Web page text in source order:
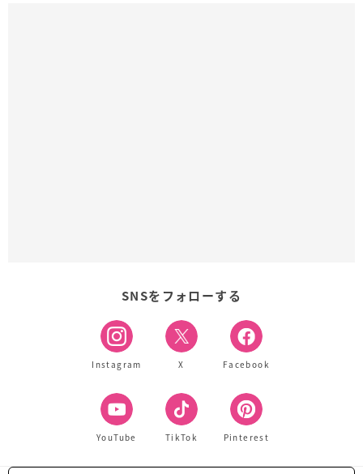
SNSをフォローする
Instagram X Facebook
YouTube TikTok Pinterest